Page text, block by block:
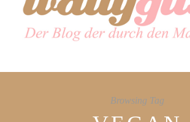
Browsing Tag